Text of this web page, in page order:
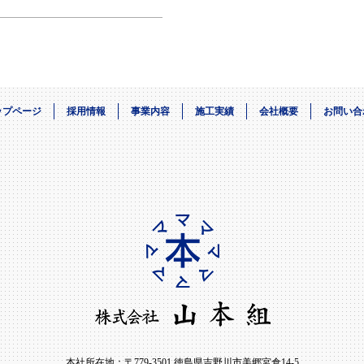
プページ 採用情報 事業内容 施工実績 会社概要 お問い